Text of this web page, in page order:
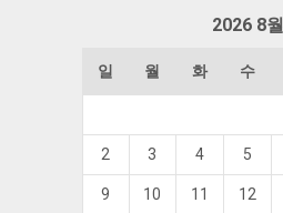
2026 8월
일 월 화 수
2 3 4 5
9 10 11 12